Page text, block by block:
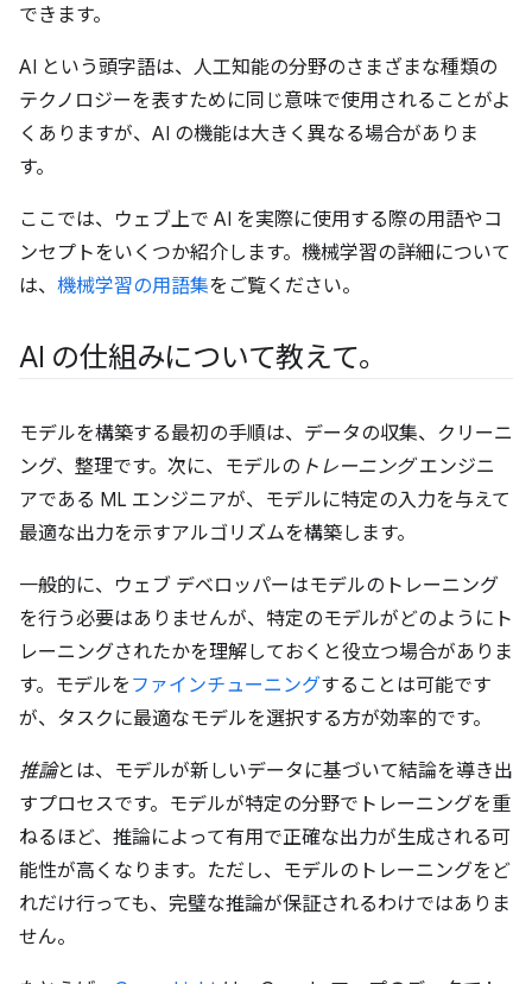
できます。
AI という頭字語は、人工知能の分野のさまざまな種類の
テクノロジーを表すために同じ意味で使用されることがよ
くありますが、AI の機能は大きく異なる場合がありま
す。
ここでは、ウェブ上で AI を実際に使用する際の用語やコ
ンセプトをいくつか紹介します。機械学習の詳細について
は、 機械学習の用語集をご覧ください。
AI の仕組みについて教えて。
モデルを構築する最初の手順は、データの収集、クリーニ
ング、整理です。次に、モデルの トレーニングエンジニ
アである ML エンジニアが、モデルに特定の入力を与えて
最適な出力を示すアルゴリズムを構築します。
一般的に、ウェブ デベロッパーはモデルのトレーニング
を行う必要はありませんが、特定のモデルがどのようにト
レーニングされたかを理解しておくと役立つ場合がありま
す。モデルを ファインチューニングすることは可能です
が、タスクに最適なモデルを選択する方が効率的です。
推論とは、モデルが新しいデータに基づいて結論を導き出
すプロセスです。モデルが特定の分野でトレーニングを重
ねるほど、推論によって有用で正確な出力が生成される可
能性が高くなります。ただし、モデルのトレーニングをど
れだけ行っても、完璧な推論が保証されるわけではありま
せん。